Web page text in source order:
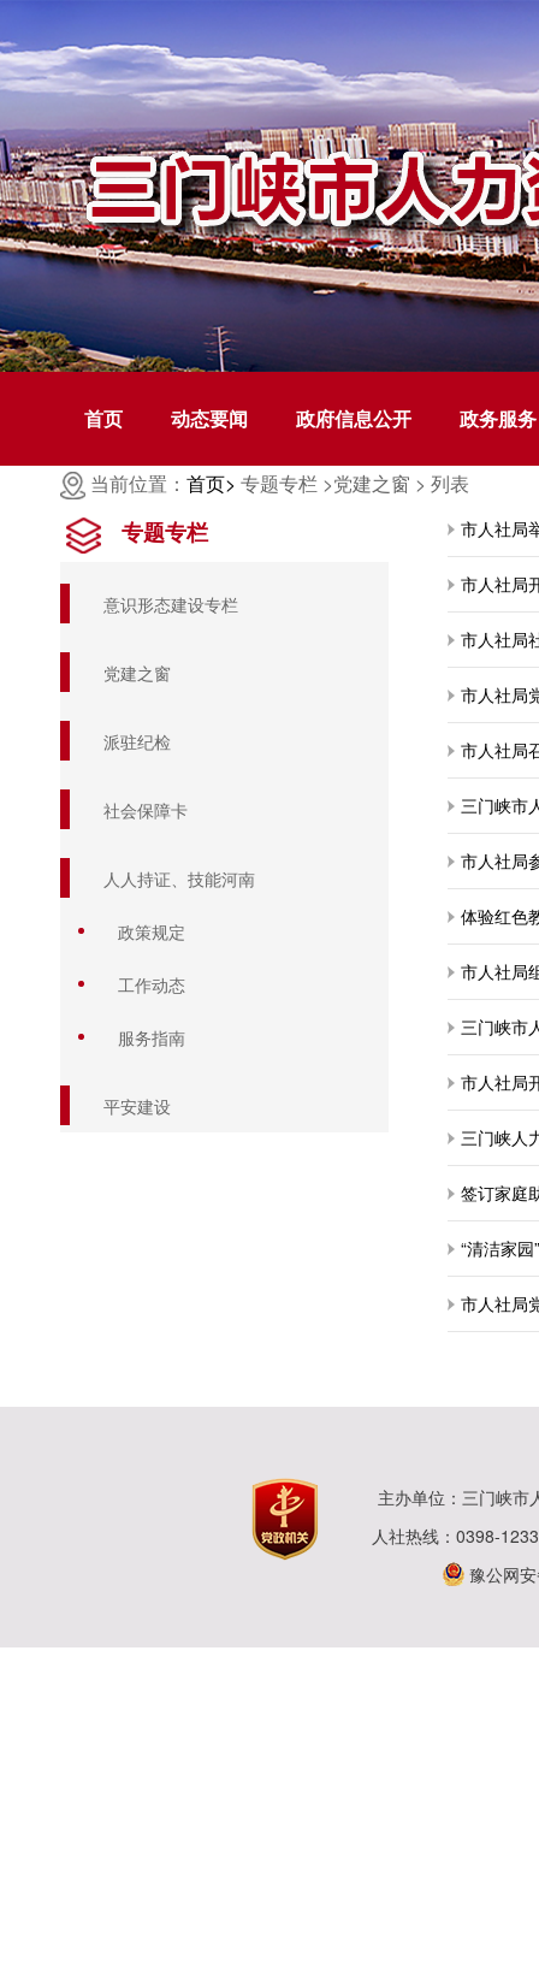
首页 动态要闻 政府信息公开 政务服务
当前位置： 首页> 专题专栏 >党建之窗 > 列表
专题专栏
意识形态建设专栏
党建之窗
派驻纪检
社会保障卡
人人持证、技能河南
政策规定
工作动态
服务指南
平安建设
市人社局
市人社局
市人社局
市人社局
市人社局
三门峡市
体验红色
市人社局
三门峡市
市人社局
三门峡人
签订家庭
“清洁家
市人社局
主办单位：三门峡
人社热线：0398-
豫公网